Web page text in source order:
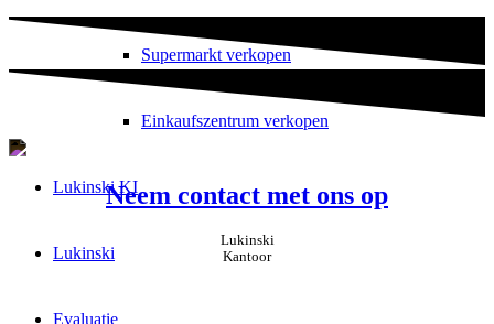
Supermarkt verkopen
Einkaufszentrum verkopen
Lukinski KI
Lukinski
Evaluatie
Neem contact met ons op
Lukinski
Kantoor